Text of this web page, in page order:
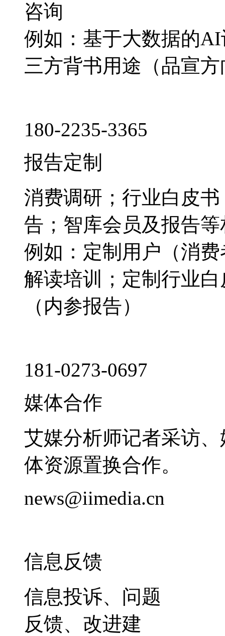
咨询
例如：基于大数据的
三方背书用途（品宣
180-2235-3365
报告定制
消费调研；行业白皮
告；智库会员及报告
例如：定制用户（消
解读培训；定制行业
（内参报告）
181-0273-0697
媒体合作
艾媒分析师记者采访
体资源置换合作。
news@iimedia.cn
信息反馈
信息投诉、问题
反馈、改进建